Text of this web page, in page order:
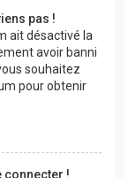
pas !
ait désactivé la
avoir banni
souhaitez
pour obtenir
connecter !